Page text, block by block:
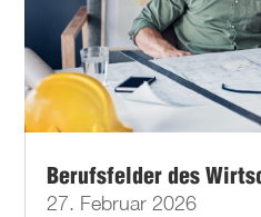
Berufsfelder des
27. Februar 2026